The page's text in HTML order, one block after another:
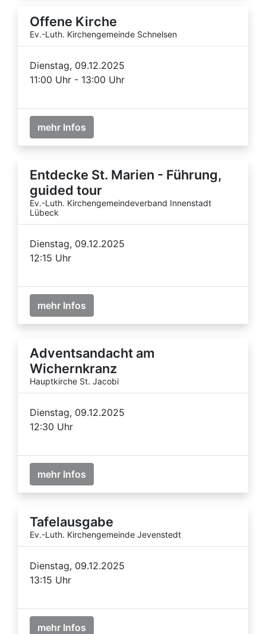
Offene Kirche
Ev.-Luth. Kirchengemeinde Schnelsen
Dienstag, 09.12.2025
11:00 Uhr - 13:00 Uhr
mehr Infos
Entdecke St. Marien - Führung,
guided tour
Ev.-Luth. Kirchengemeindeverband Innenstadt
Lübeck
Dienstag, 09.12.2025
12:15 Uhr
mehr Infos
Adventsandacht am
Wichernkranz
Hauptkirche St. Jacobi
Dienstag, 09.12.2025
12:30 Uhr
mehr Infos
Tafelausgabe
Ev.-Luth. Kirchengemeinde Jevenstedt
Dienstag, 09.12.2025
13:15 Uhr
mehr Infos